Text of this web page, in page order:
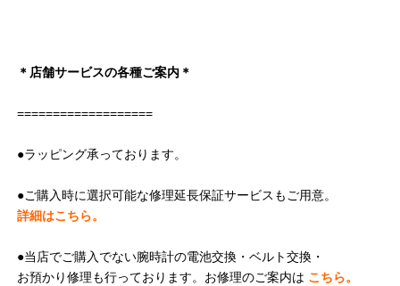
＊店舗サービスの各種ご案内＊
===================
●ラッピング承っております。
●ご購入時に選択可能な修理延長保証サービスもご用意。
詳細はこちら。
●当店でご購入でない腕時計の電池交換・ベルト交換・
お預かり修理も行っております。お修理のご案内は こちら。